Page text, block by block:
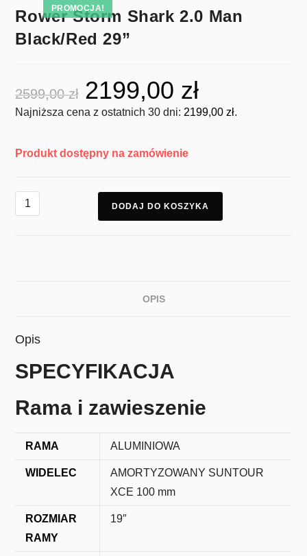
PROMOCJA!
Rower Storm Shark 2.0 Man
Black/Red 29”
2599,00zł 2199,00 zł
Najniższa cena z ostatnich 30 dni: 2199,00zł.
Produkt dostępny na zamówienie
DODAJ DO KOSZYKA
OPIS
Opis
SPECYFIKACJA
Rama i zawieszenie
RAMA ALUMINIOWA
WIDELEC
AMORTYZOWANY SUNTOUR
XCE 100 mm
ROZMIAR
RAMY
19″